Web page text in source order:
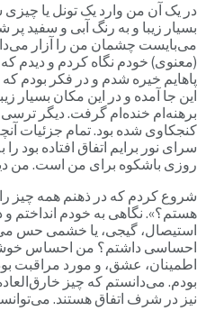
یک آن من وارد یک تونل یا
زیبا و به رنگ آبی و سفید پر
چشمان من را آزار
خودم نگاه کردم و دیدم که
خیره شدم و در فکر بودم
جا آمده و در این مکان بسیار
خنده‌ام گرفت. دیگر ترسی
شده بود. تمام جزئیات
نور برایم اتفاق افتاده بود را
باشکوه برای من است. من
کردم که در ذهنم همه چیز را
نگاهی به خودم انداختم و
گیجی، یا خشمی حس
داشتم؟ من احساس
عشق، و مورد مراقبت
می‌دانستم که چیز
در شرف اتفاق هستند.